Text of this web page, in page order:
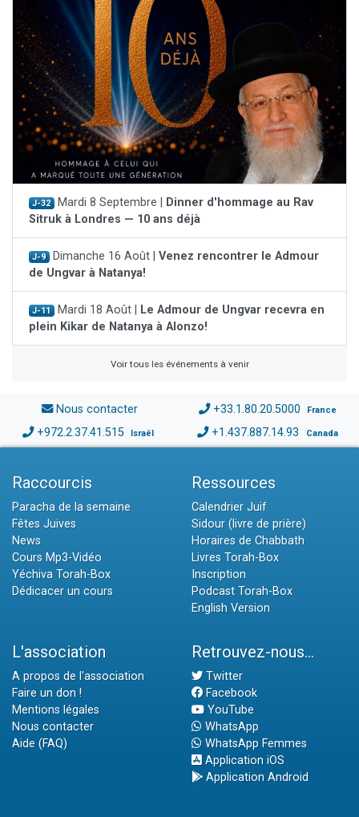
J-32 Mardi 8 Septembre |
Dinner d'hommage au Rav
Sitruk à Londres — 10 ans déjà
J-9 Dimanche 16 Août | Venez rencontrer le Admour
de Ungvar à Natanya!
J-11 Mardi 18 Août |
Le Admour de Ungvar recevra en
plein Kikar de Natanya à Alonzo!
Voir tous les événements à venir
Nous contacter +33.1.80.20.5000 France
+972.2.37.41.515 Israël +1.437.887.14.93 Canada
Raccourcis
Paracha de la semaine
Fêtes Juives
News
Cours Mp3-Vidéo
Yéchiva Torah-Box
Dédicacer un cours
Ressources
Calendrier Juif
Sidour (livre de prière)
Horaires de Chabbath
Livres Torah-Box
Inscription
Podcast Torah-Box
English Version
L'association
A propos de l'association
Faire un don !
Mentions légales
Nous contacter
Aide (FAQ)
Retrouvez-nous...
Twitter
Facebook
YouTube
WhatsApp
WhatsApp Femmes
Application iOS
Application Android